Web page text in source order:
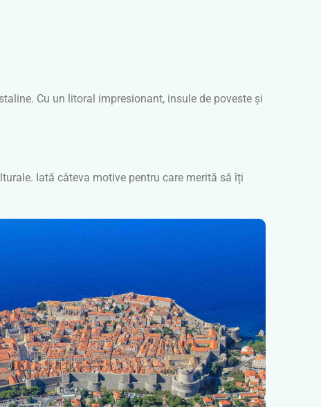
Cu un litoral impresionant, insule de poveste și
Iată câteva motive pentru care merită să îți